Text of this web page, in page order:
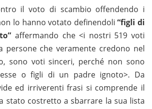
il voto di scambio offendendo i
lo hanno votato definendoli“figli di
affermando che <i nostri 519 voti
persone che veramente credono nel
sono voti sinceri, perché non sono
o figli di un padre ignoto>. Da
ed irriverenti frasi si comprende il
stato costretto a sbarrare la sua lista